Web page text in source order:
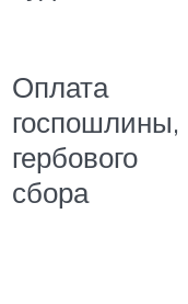
Оплата
госпошлины,
гербового
сбора